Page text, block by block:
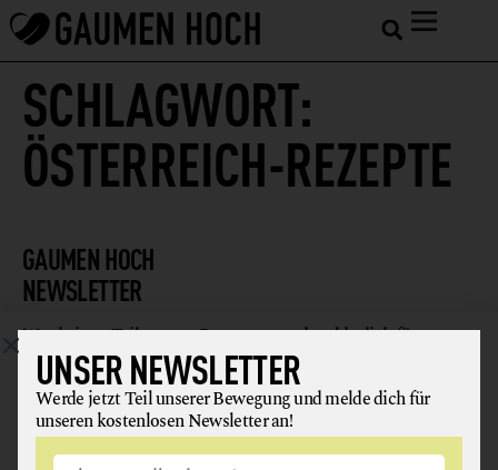
SCHLAGWORT:
ÖSTERREICH-REZEPTE
GAUMEN HOCH
NEWSLETTER
Werde jetzt Teil unserer Bewegung und melde dich für
unseren kostenlosen Newsletter an!
UNSER NEWSLETTER
Werde jetzt Teil unserer Bewegung und melde dich für
unseren kostenlosen Newsletter an!